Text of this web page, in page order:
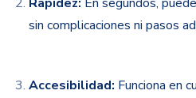
sin complicaciones ni pasos
Accesibilidad: Funciona en